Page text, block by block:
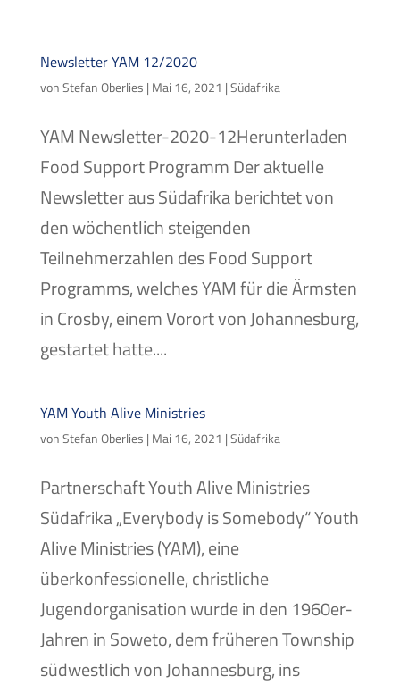
Newsletter YAM 12/2020
vonStefan Oberlies | Mai 16, 2021 |Südafrika
YAM Newsletter-2020-12Herunterladen
Food Support Programm Der aktuelle
Newsletter aus Südafrika berichtet von
den wöchentlich steigenden
Teilnehmerzahlen des Food Support
Programms, welches YAM für die Ärmsten
in Crosby, einem Vorort von Johannesburg,
gestartet hatte....
YAM Youth Alive Ministries
vonStefan Oberlies | Mai 16, 2021 |Südafrika
Partnerschaft Youth Alive Ministries
Südafrika „Everybody is Somebody“ Youth
Alive Ministries (YAM), eine
überkonfessionelle, christliche
Jugendorganisation wurde in den 1960er-
Jahren in Soweto, dem früheren Township
südwestlich von Johannesburg, ins